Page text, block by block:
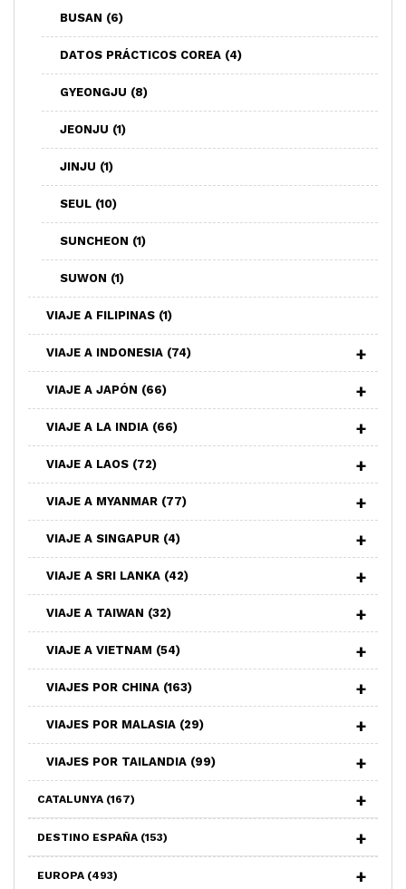
BUSAN (6)
DATOS PRÁCTICOS COREA (4)
GYEONGJU (8)
JEONJU (1)
JINJU (1)
SEUL (10)
SUNCHEON (1)
SUWON (1)
VIAJE A FILIPINAS (1)
VIAJE A INDONESIA (74)
VIAJE A JAPÓN (66)
VIAJE A LA INDIA (66)
VIAJE A LAOS (72)
VIAJE A MYANMAR (77)
VIAJE A SINGAPUR (4)
VIAJE A SRI LANKA (42)
VIAJE A TAIWAN (32)
VIAJE A VIETNAM (54)
VIAJES POR CHINA (163)
VIAJES POR MALASIA (29)
VIAJES POR TAILANDIA (99)
CATALUNYA (167)
DESTINO ESPAÑA (153)
EUROPA (493)